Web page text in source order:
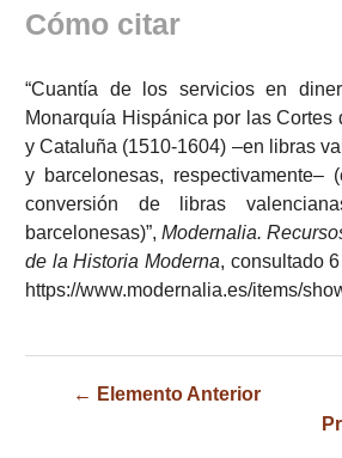
Cómo citar
“Cuantía de los servicios en
Monarquía Hispánica por las Cortes
y Cataluña (1510-1604) –en libras
y barcelonesas, respectivamente–
conversión de libras
barcelonesas)”, Modernalia.
de la Historia Moderna, consultado
https://www.modernalia.es/items/
← Elemento Anterior